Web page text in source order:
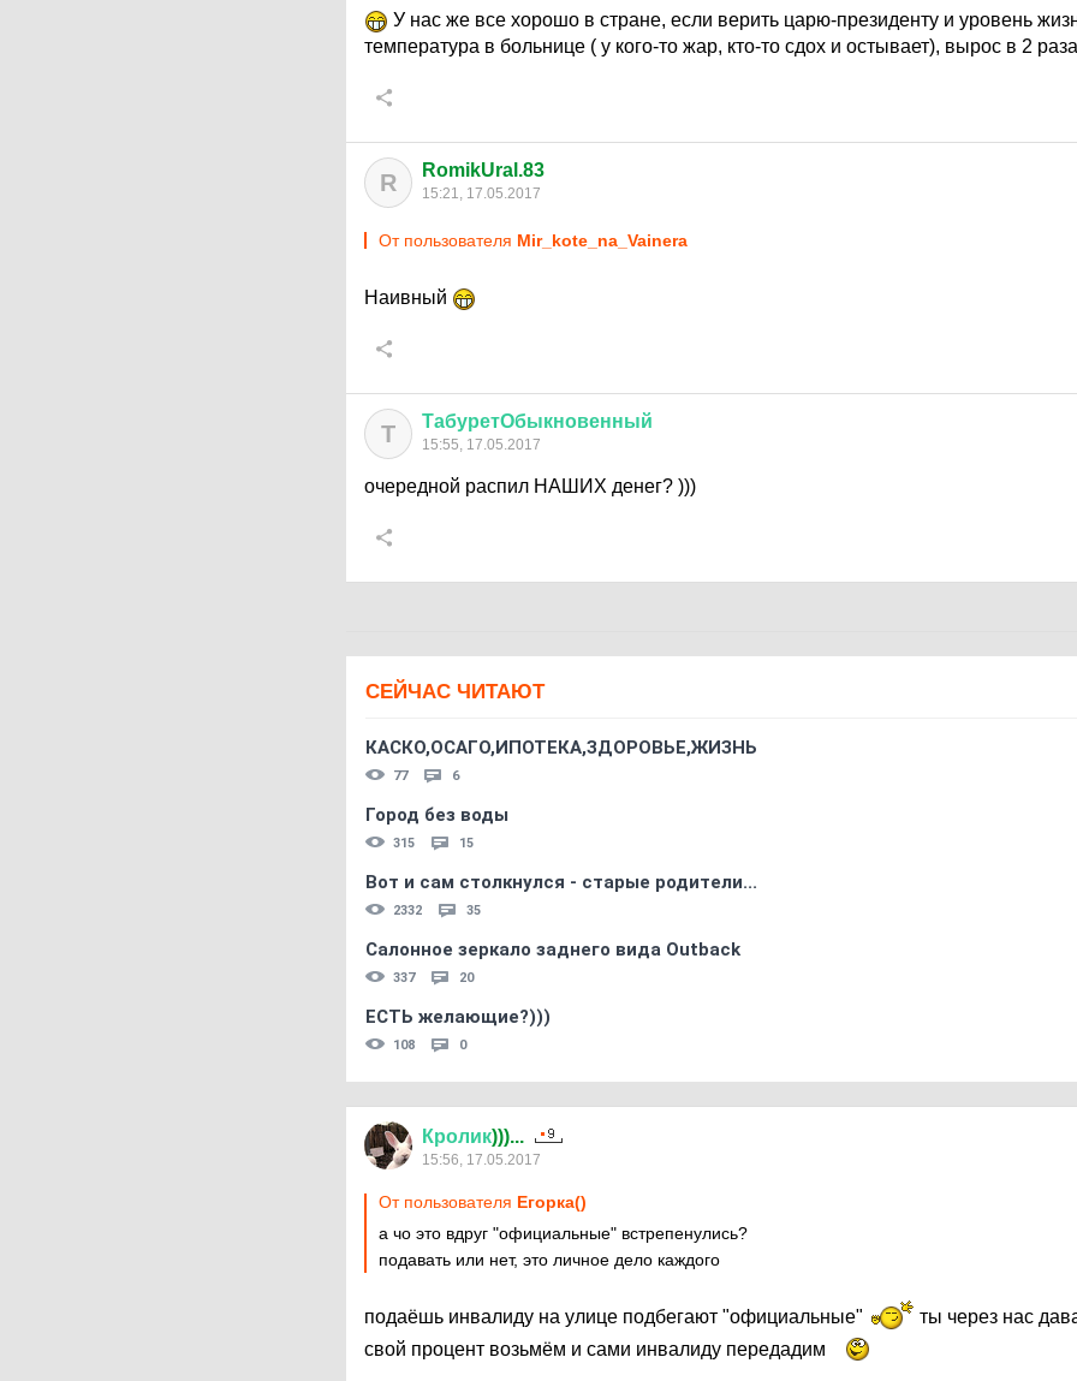
У нас же все хорошо в стране, если верить царю-президенту и уровень
температура в больнице ( у кого-то жар, кто-то сдох и остывает), вырос в 2 раза
R RomikUral.83
15:21, 17.05.2017
От пользователя Mir_kote_na_Vainera
Наивный
Т ТабуретОбыкновенный
15:55, 17.05.2017
очередной распил НАШИХ денег? )))
СЕЙЧАС ЧИТАЮТ
КАСКО,ОСАГО,ИПОТЕКА,ЗДОРОВЬЕ,ЖИЗНЬ
77 6
Город без воды
315 15
Вот и сам столкнулся - старые родители...
2332 35
Салонное зеркало заднего вида Outback
337 20
ЕСТЬ желающие?)))
108 0
Кролик)))...
15:56, 17.05.2017
От пользователя Егорка()
а чо это вдруг "официальные" встрепенулись?
подавать или нет, это личное дело каждого
подаёшь инвалиду на улице подбегают "официальные" ты через нас
свой процент возьмём и сами инвалиду передадим